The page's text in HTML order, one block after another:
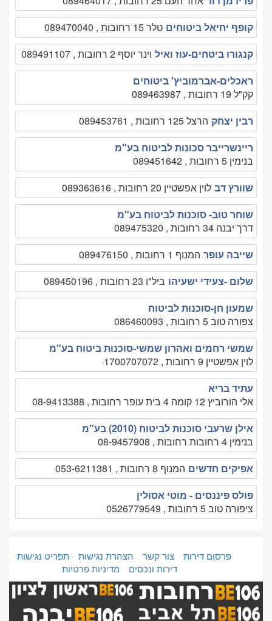
קופף יחיאל ביטוחים טלר 15 רחובות , 089470040
קנגורו ביטחים-עוז ואיל וינר יוסף 2 רחובות , 089491107
ראכלים-אברמוביץ' ביטוחים
קק"ל 19 רחובות , 089463987
רבין יצחק הרצל 125 רחובות , 089453761
ריינשרייבר סכונות לביטוח בע"מ
בנימין 5 רחובות , 089451642
שוורץ דב לוין אפשטיין 20 רחובות , 089363616
שוחר טוב- סוכנות לביטוח בע"מ
דרך יבנה 34 רחובות , 089475320
שייבה עופר המנוף 1 רחובות , 089476150
שלום -צעידי ישעיהו ביל"ו 23 רחובות , 089450196
שמעון חן-סוכנות לביטוח
צפורה טוב 5 רחובות , 086460093
שמשי רחמים ואהרון שמשי-סוכנות ביטוח בע"מ
לוין אפשטיין 9 רחובות , 1700707072
עתיד בריא
אלי הורוביץ 12 קומה 4 בית עופר רחובות , 08-9413388
אילן שרעבי סוכנות לביטוח (2010) בע"מ
בנימין 4 רחובות רחובות , 08-9457908
אפיקים חדשים המנוף 8 רחובות , 053-6211381
פולס פיננסים - מוטי אסולין
ציפורה טוב 5 רחובות , 0526779549
פרסום דירות צור קשר הצהרת נגישות
תפריט נגישות
דירות ונכסים
מדיניות פרטיות